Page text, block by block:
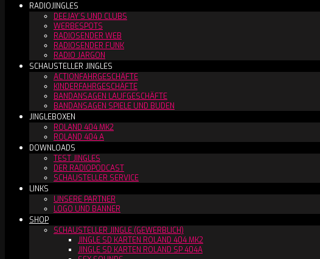
RADIOJINGLES
DEEJAY´S UND CLUBS
WERBESPOTS
RADIOSENDER WEB
RADIOSENDER FUNK
RADIO JARGON
SCHAUSTELLER JINGLES
ACTIONFAHRGESCHÄFTE
KINDERFAHRGESCHÄFTE
BANDANSAGEN LAUFGESCHÄFTE
BANDANSAGEN SPIELE UND BUDEN
JINGLEBOXEN
ROLAND 404 MK2
ROLAND 404 A
DOWNLOADS
TEST JINGLES
DER RADIOPODCAST
SCHAUSTELLER SERVICE
LINKS
UNSERE PARTNER
LOGO UND BANNER
SHOP
SCHAUSTELLER JINGLE (GEWERBLICH)
JINGLE SD KARTEN ROLAND 404 MK2
JINGLE SD KARTEN ROLAND SP 404A